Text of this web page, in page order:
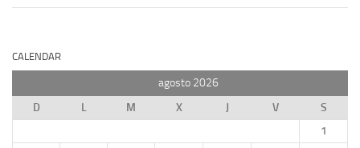
CALENDAR
agosto 2026
D
L M X J V
S
1